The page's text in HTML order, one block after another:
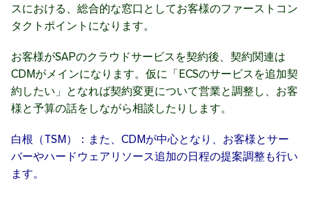
スにおける、総合的な窓口としてお客様のファーストコン
タクトポイントになります。
お客様がSAPのクラウドサービスを契約後、契約関連は
CDMがメインになります。仮に「ECSのサービスを追加契
約したい」となれば契約変更について営業と調整し、お客
様と予算の話をしながら相談したりします。
白根（TSM）：また、CDMが中心となり、お客様とサー
バーやハードウェアリソース追加の日程の提案調整も行い
ます。